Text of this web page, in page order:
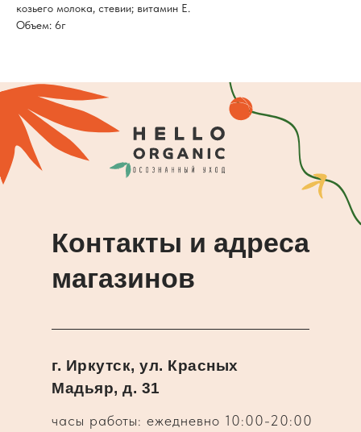
козьего молока, стевии; витамин Е.
Объем: 6г
Контакты и адреса
магазинов
часы работы: ежедневно 10:00-20:00
г. Иркутск, ул. Красных
Мадьяр, д. 31